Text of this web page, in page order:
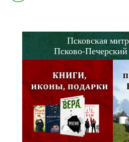
Псковская
Псково-